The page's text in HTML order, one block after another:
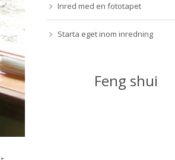
Inred med en fototapet
Starta eget inom inredning
Feng shui